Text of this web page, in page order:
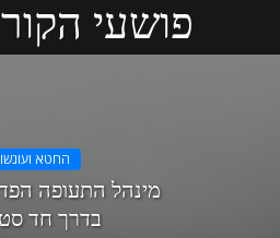
פושעי
החטא ועונשו
בדרך חד